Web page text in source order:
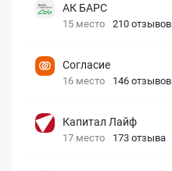
АК БАРС
15 место 210 отзывов
Согласие
16 место 146 отзывов
Капитал Лайф
17 место 173 отзыва